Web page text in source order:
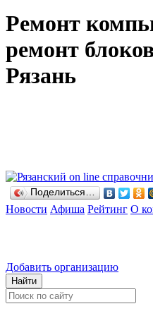
Ремонт
ремонт
Рязань
Поделиться…
Новости Афиша Рейтинг О
Добавить организацию